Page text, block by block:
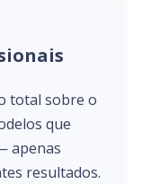
total sobre o
que
apenas
resultados.